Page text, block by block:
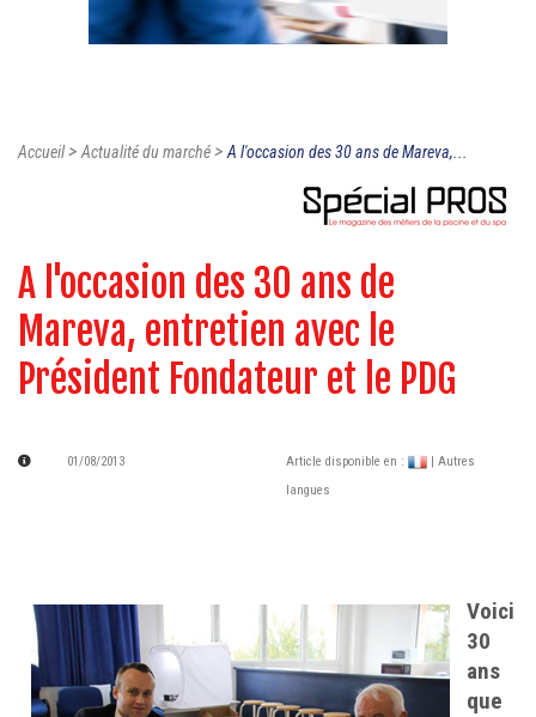
Accueil>Actualité du marché>A l'occasion des 30 ans de Mareva,...
A l'occasion des 30 ans de
Mareva, entretien avec le
Président Fondateur et le PDG
01/08/2013 Article disponible en :
| Autres
langues
Voici
30
ans
que